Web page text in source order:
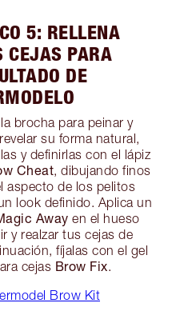
5: RELLENA
CEJAS PARA
DE
brocha para peinar y
su forma natural,
y definirlas con el lápiz
Cheat, dibujando finos
aspecto de los pelitos
look definido. Aplica un
Away en el hueso
y realzar tus cejas de
fíjalas con el gel
cejas Brow Fix.
Brow Kit